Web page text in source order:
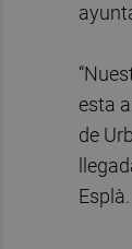
esta
de
Esplà.